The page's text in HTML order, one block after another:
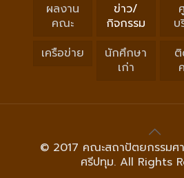
ผลงาน
คณะ
ข่าว/
กิจกรรม
บ
เครือข่าย
นักศึกษา
เก่า
© 2017 คณะสถาปัตยกรรมศ
ศรีปทุม. All Rights